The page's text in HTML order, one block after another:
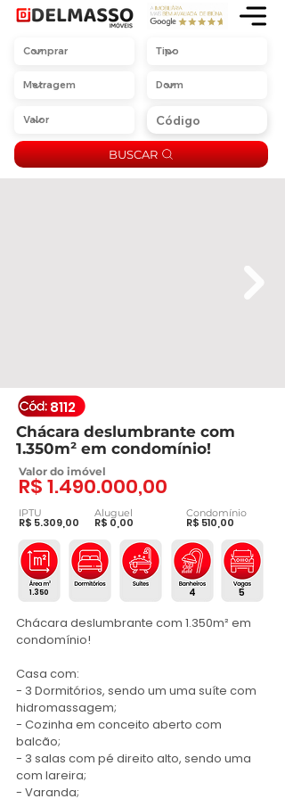
BUSCAR
8112
Chácara deslumbrante com
1.350m² em condomínio!
Valor do imóvel
R$1.490.000,00
IPTU
R$ 5.309,00
Aluguel
R$ 0,00
Condomínio
R$ 510,00
4 5
1.350
Chácara deslumbrante com 1.350m² em
condomínio!
Casa com:
- 3 Dormitórios, sendo um uma suíte com
hidromassagem;
- Cozinha em conceito aberto com
balcão;
- 3 salas com pé direito alto, sendo uma
com lareira;
- Varanda;